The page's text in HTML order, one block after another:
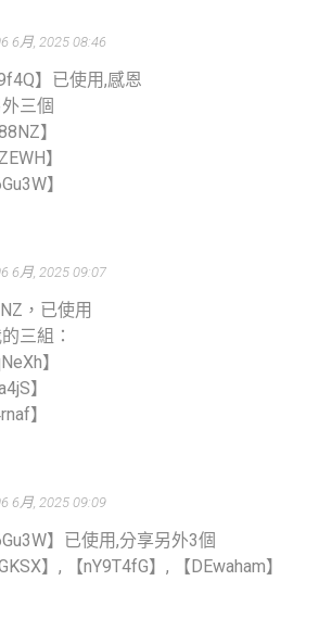
6月, 2025 08:46
】已使用,感恩
三個
】
】
】
6月, 2025 09:07
，已使用
三組：
】
】
】
6月, 2025 09:09
】已使用,分享另外3個
】, 【nY9T4fG】, 【DEwaham】